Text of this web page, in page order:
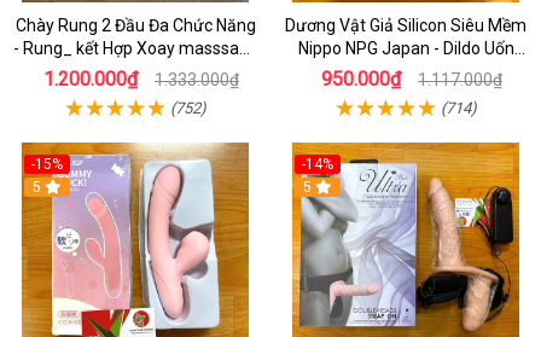
Chày Rung 2 Đầu Đa Chức Năng
- Rung_ kết Hợp Xoay masssage
Điểm G cao Cấp
1.200.000₫ 1.333.000₫
(752)
Dương Vật Giả Silicon Siêu Mềm
Nippo NPG Japan - Dildo Uốn
Cong Tùy Thích
950.000₫ 1.117.000₫
(714)
-15%
5
-14%
5